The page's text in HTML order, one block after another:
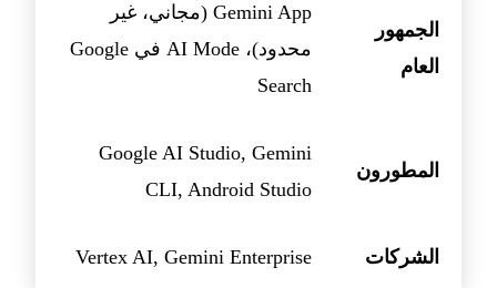
الجمهور
العام
Gemini App (مجاني، غير
محدود)، AI Mode في Google
Search
المطورون
Google AI Studio, Gemini
CLI, Android Studio
الشركات Vertex AI, Gemini Enterprise